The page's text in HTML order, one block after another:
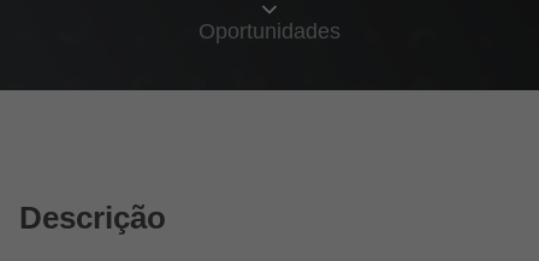
Oportunidades
Descrição